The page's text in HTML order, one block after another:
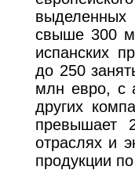
свыше 300
испанских
до 250
млн евро, с
других
превышает
отраслях и
продукции